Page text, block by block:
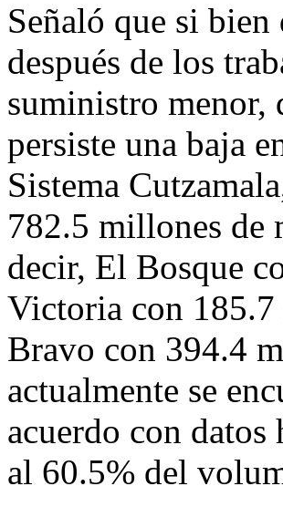
Señaló que si bien
después de los
suministro menor,
persiste una baja
Sistema
782.5 millones de
decir, El Bosque
Victoria con
Bravo con 394.4
actualmente se
acuerdo con datos
al 60.5% del